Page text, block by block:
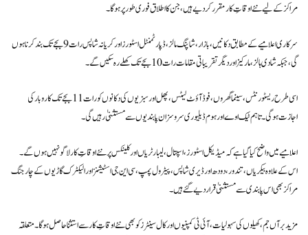
مراکز کے لیے نئے اوقاتِ کار مقرر کر دیے ہیں، جن کا اطلاق فوری طور پر ہوگا۔
سرکاری اعلامیے کے مطابق دکانیں، بازار، شاپنگ مالز، ڈپارٹمنٹل اسٹورز اور کریانہ شاپس رات 9 بجے تک بند کرنا ہوں
گی، جبکہ شادی ہالز، مارکیز اور دیگر تقریباتی مقامات رات 10 بجے تک کھلے رہ سکیں گے۔
اسی طرح ریسٹورنٹس، سینما گھروں، فوڈ آؤٹ لیٹس، پھل اور سبزیوں کی دکانوں کو رات 11 بجے تک کاروبار کی
اجازت ہوگی۔ تاہم ٹیک اوے اور ہوم ڈیلیوری سروسز ان پابندیوں سے مستثنیٰ رہیں گی۔
اعلامیے میں واضح کیا گیا ہے کہ میڈیکل اسٹورز، اسپتال، لیبارٹریاں اور کلینکس پر نئے اوقاتِ کار لاگو نہیں ہوں گے۔
اس کے علاوہ بیکریاں، تندور، دودھ اور ڈیری شاپس، پیٹرول پمپ، سی این جی اسٹیشنز اور الیکٹرک گاڑیوں کے چارجنگ
مراکز بھی اس پابندی سے مستثنیٰ قرار دیے گئے ہیں۔
مزید برآں جم، کھیلوں کی سہولیات، آئی ٹی کمپنیوں اور کال سینٹرز کو بھی نئے اوقاتِ کار سے استثنا حاصل ہوگا۔ متعلقہ